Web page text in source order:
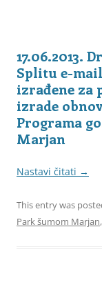
17.06.2013.
Splitu e-
izrađene za
izrade
Programa
Marjan
Nastavi čitati →
This entry was
Park šumom Marjan,